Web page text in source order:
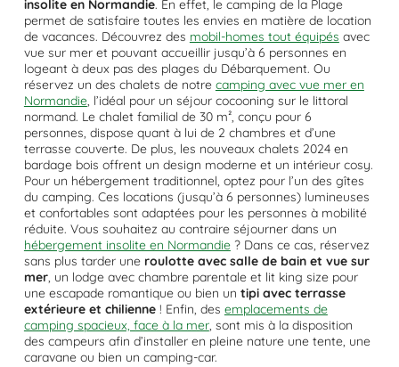
insolite en Normandie. En effet, le camping de la Plage
permet de satisfaire toutes les envies en matière de location
de vacances. Découvrez des mobil-homes tout équipés avec
vue sur mer et pouvant accueillir jusqu’à 6 personnes en
logeant à deux pas des plages du Débarquement. Ou
réservez un des chalets de notre camping avec vue mer en
Normandie, l’idéal pour un séjour cocooning sur le littoral
normand. Le chalet familial de 30 m², conçu pour 6
personnes, dispose quant à lui de 2 chambres et d’une
terrasse couverte. De plus, les nouveaux chalets 2024 en
bardage bois offrent un design moderne et un intérieur cosy.
Pour un hébergement traditionnel, optez pour l’un des gîtes
du camping. Ces locations (jusqu’à 6 personnes) lumineuses
et confortables sont adaptées pour les personnes à mobilité
réduite. Vous souhaitez au contraire séjourner dans un
hébergement insolite en Normandie? Dans ce cas, réservez
sans plus tarder une roulotte avec salle de bain et vue sur
mer, un lodge avec chambre parentale et lit king size pour
une escapade romantique ou bien un tipi avec terrasse
extérieure et chilienne! Enfin, des emplacements de
camping spacieux, face à la mer, sont mis à la disposition
des campeurs afin d’installer en pleine nature une tente, une
caravane ou bien un camping-car.